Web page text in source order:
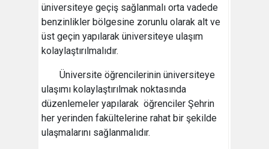
üniversiteye geçiş sağlanmalı orta vadede
benzinlikler bölgesine zorunlu olarak alt ve
üst geçin yapılarak üniversiteye ulaşım
kolaylaştırılmalıdır.
Üniversite öğrencilerinin üniversiteye
ulaşımı kolaylaştırılmak noktasında
düzenlemeler yapılarak öğrenciler Şehrin
her yerinden fakültelerine rahat bir şekilde
ulaşmalarını sağlanmalıdır.